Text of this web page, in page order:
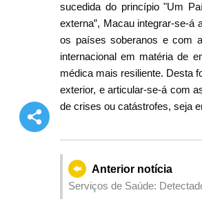
sucedida do princípio "Um
externa”, Macau integrar-se-á
os países soberanos e com
internacional em matéria de
médica mais resiliente. Desta
exterior, e articular-se-á com
de crises ou catástrofes, seja
Anterior notícia
Serviços de Saúde: